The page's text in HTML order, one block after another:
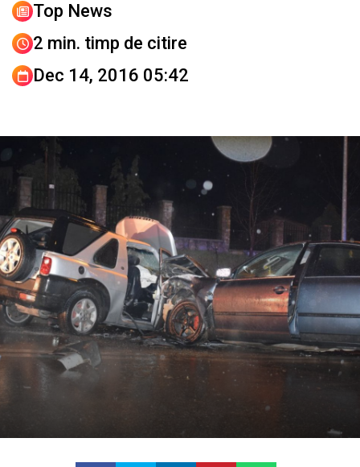
Top News
2 min. timp de citire
Dec 14, 2016 05:42